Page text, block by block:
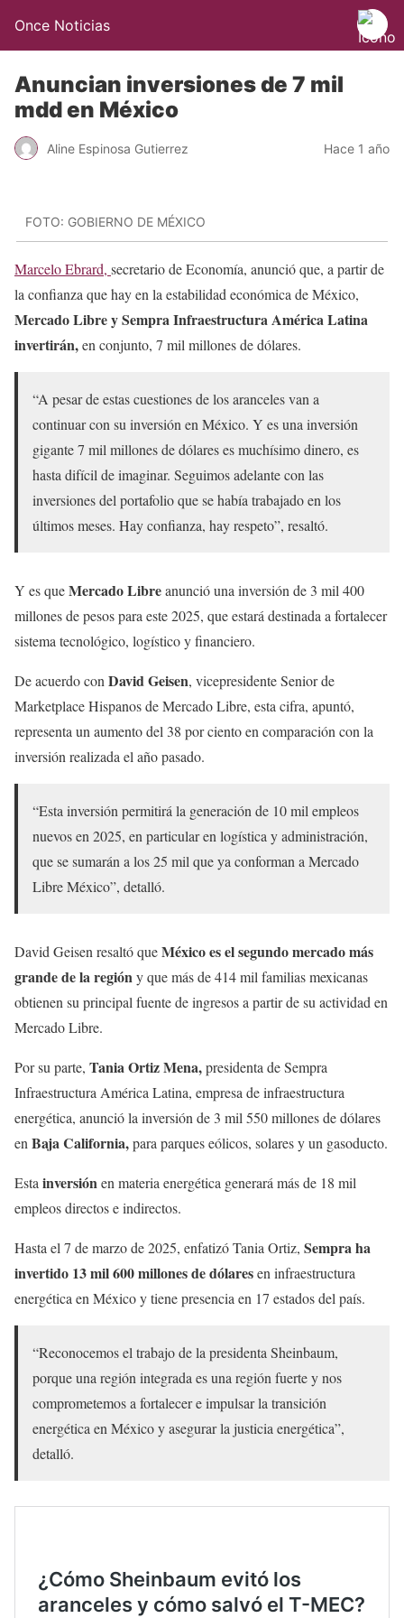
Once Noticias
Anuncian inversiones de 7 mil
mdd en México
Aline Espinosa Gutierrez Hace 1 año
FOTO: GOBIERNO DE MÉXICO
Marcelo Ebrard, secretario de Economía, anunció que, a partir de
la confianza que hay en la estabilidad económica de México,
Mercado Libre y Sempra Infraestructura América Latina
invertirán,en conjunto, 7 mil millones de dólares.
“A pesar de estas cuestiones de los aranceles van a
continuar con su inversión en México. Y es una inversión
gigante 7 mil millones de dólares es muchísimo dinero, es
hasta difícil de imaginar. Seguimos adelante con las
inversiones del portafolio que se había trabajado en los
últimos meses. Hay confianza, hay respeto”, resaltó.
Y es queMercado Libreanunció una inversión de 3 mil 400
millones de pesos para este 2025, que estará destinada a fortalecer
sistema tecnológico, logístico y financiero.
De acuerdo con David Geisen, vicepresidente Senior de
Marketplace Hispanos de Mercado Libre, esta cifra, apuntó,
representa un aumento del 38 por ciento en comparación con la
inversión realizada el año pasado.
“Esta inversión permitirá la generación de 10 mil empleos
nuevos en 2025, en particular en logística y administración,
que se sumarán a los 25 mil que ya conforman a Mercado
Libre México”, detalló.
David Geisen resaltó queMéxico es el segundo mercado más
grande de la regióny que más de 414 mil familias mexicanas
obtienen su principal fuente de ingresos a partir de su actividad en
Mercado Libre.
Por su parte, Tania Ortiz Mena,presidenta de Sempra
Infraestructura América Latina, empresa de infraestructura
energética, anunció la inversión de 3 mil 550 millones de dólares
en Baja California,para parques eólicos, solares y un gasoducto.
Esta inversiónen materia energética generará más de 18 mil
empleos directos e indirectos.
Hasta el 7 de marzo de 2025, enfatizó Tania Ortiz, Sempra ha
invertido 13 mil 600 millones de dólaresen infraestructura
energética en México y tiene presencia en 17 estados del país.
“Reconocemos el trabajo de la presidenta Sheinbaum,
porque una región integrada es una región fuerte y nos
comprometemos a fortalecer e impulsar la transición
energética en México y asegurar la justicia energética”,
detalló.